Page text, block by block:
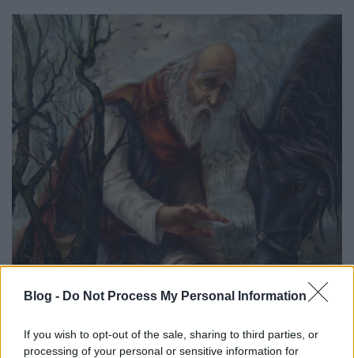
Blog - Do Not Process My Personal Information
If you wish to opt-out of the sale, sharing to third parties, or
processing of your personal or sensitive information for